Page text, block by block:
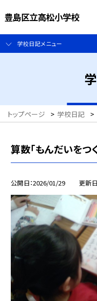
豊島区立高松小学校
学校日記メニュー
トップページ > 学校日記 >
算数「もんだいをつく
公開日 2026/01/29 更新日